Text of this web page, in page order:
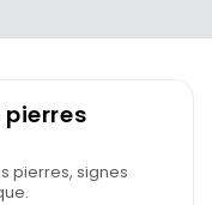
pierres, signes